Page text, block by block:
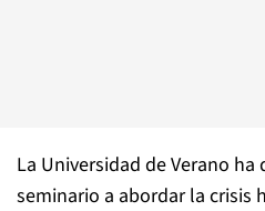
La Universidad de Verano
seminario a abordar la crisis